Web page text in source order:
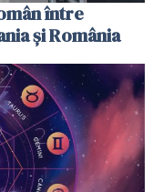
între
și România